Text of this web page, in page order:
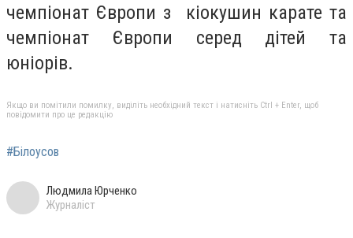
чемпіонат Європи з кіокушин карате та
чемпіонат Європи серед дітей та
юніорів.
Якщо ви помітили помилку, виділіть необхідний текст і натисніть Ctrl + Enter, щоб
повідомити про це редакцію
#Білоусов
Людмила Юрченко
Журналіст